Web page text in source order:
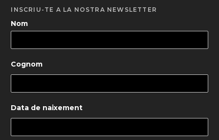
INSCRIU-TE A LA NOSTRA NEWSLETTER
Nom
Cognom
Data de naixement